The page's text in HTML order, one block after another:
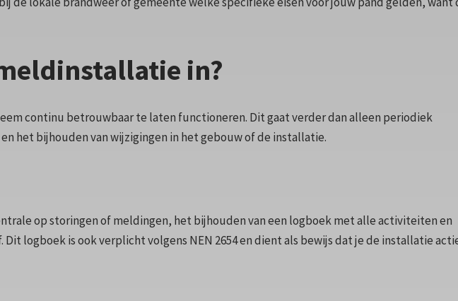
in?
continu betrouwbaar te laten functioneren. Dit gaat verder dan alleen periodiek
het bijhouden van wijzigingen in het gebouw of de installatie.
op storingen of meldingen, het bijhouden van een logboek met alle activiteiten en
logboek is ook verplicht volgens NEN 2654 en dient als bewijs dat je de installatie